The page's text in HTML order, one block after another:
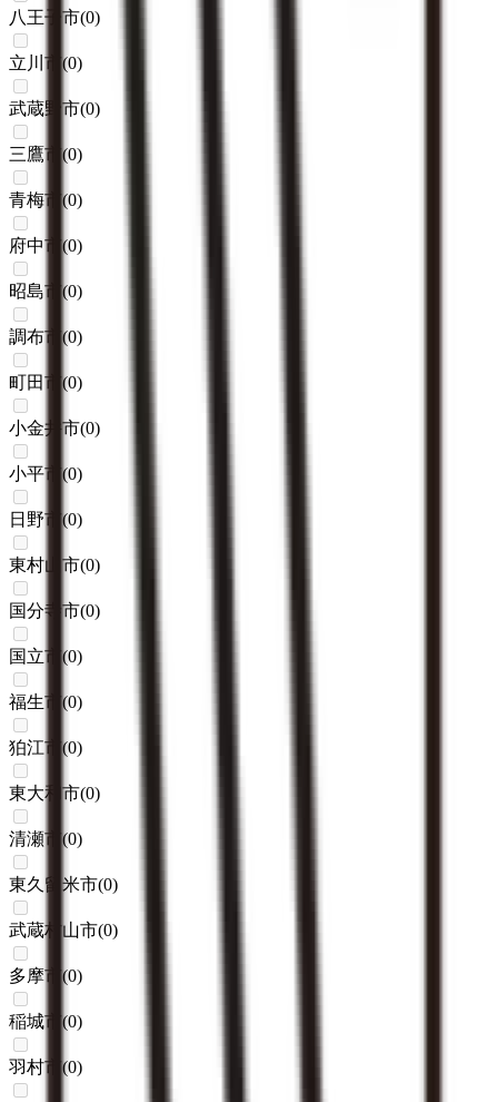
八王子市(0)
立川市 (0)
武蔵野市(0)
三鷹市 (0)
青梅市 (0)
府中市 (0)
昭島市 (0)
調布市 (0)
町田市 (0)
小金井市(0)
小平市 (0)
日野市 (0)
東村山市(0)
国分寺市(0)
国立市 (0)
福生市 (0)
狛江市 (0)
東大和市(0)
清瀬市 (0)
東久留米市(0)
武蔵村山市(0)
多摩市 (0)
稲城市 (0)
羽村市 (0)